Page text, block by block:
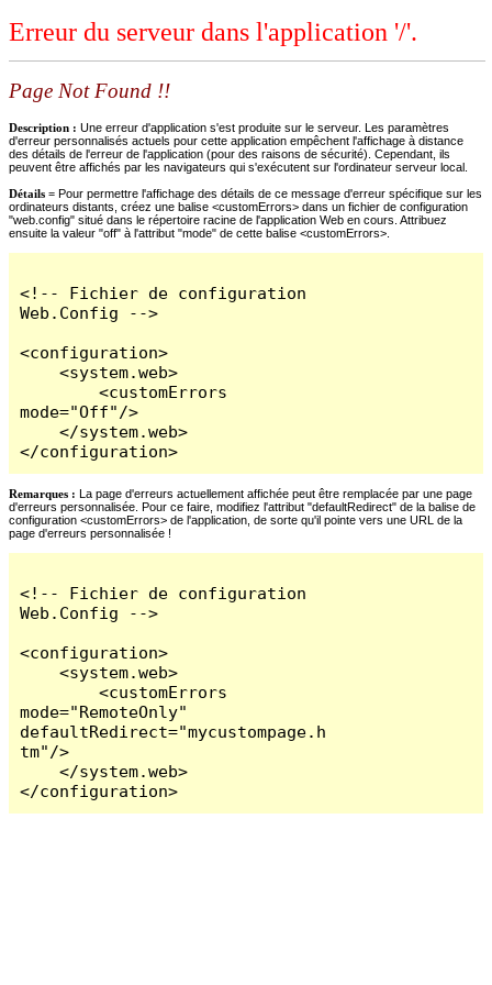
Erreur du serveur dans l'application '/'.
Page Not Found !!
Description : Une erreur d'application s'est produite sur le serveur. Les paramètres
d'erreur personnalisés actuels pour cette application empêchent l'affichage à distance
des détails de l'erreur de l'application (pour des raisons de sécurité). Cependant, ils
peuvent être affichés par les navigateurs qui s'exécutent sur l'ordinateur serveur local.
Détails = Pour permettre l'affichage des détails de ce message d'erreur spécifique sur les
ordinateurs distants, créez une balise <customErrors> dans un fichier de configuration
"web.config" situé dans le répertoire racine de l'application Web en cours. Attribuez
ensuite la valeur "off" à l'attribut "mode" de cette balise <customErrors>.
<!-- Fichier de configuration
Web.Config -->
<configuration>
    <system.web>
        <customErrors
mode="Off"/>
    </system.web>
</configuration>
Remarques : La page d'erreurs actuellement affichée peut être remplacée par une page
d'erreurs personnalisée. Pour ce faire, modifiez l'attribut "defaultRedirect" de la balise de
configuration <customErrors> de l'application, de sorte qu'il pointe vers une URL de la
page d'erreurs personnalisée !
<!-- Fichier de configuration
Web.Config -->
<configuration>
    <system.web>
        <customErrors
mode="RemoteOnly"
defaultRedirect="mycustompage.h
tm"/>
    </system.web>
</configuration>